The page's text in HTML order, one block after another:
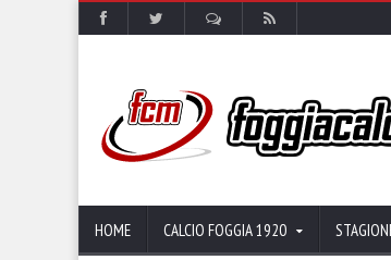
HOME CALCIO FOGGIA 1920